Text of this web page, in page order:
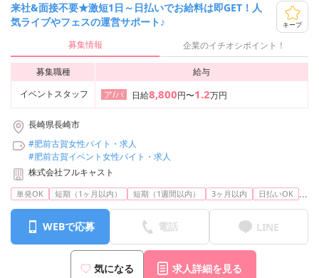
来社&面接不要★激短1日～日払いでお給料は即GET！人
気ライブやフェスの運営サポート♪
キープ
募集情報 企業のイチオシポイント！
募集職種
給与
イベントスタッフ
ア/パ 日給8,800円〜1.2万円
長崎県長崎市
#肥前古賀女性バイト・求人
#肥前古賀イベント女性バイト・求人
株式会社フルキャスト
単発OK 短期（1ヶ月以内） 短期（1週間以内） 3ヶ月以内 日払いOK ...
WEBで応募 電話 LINE
気になる 求人詳細を見る